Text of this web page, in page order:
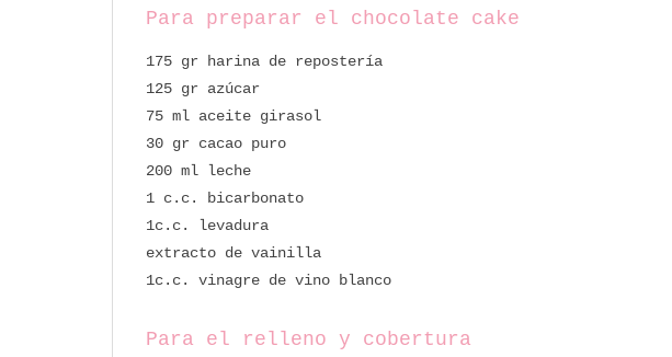
Para preparar el chocolate cake
175 gr harina de repostería
125 gr azúcar
75 ml aceite girasol
30 gr cacao puro
200 ml leche
1 c.c. bicarbonato
1c.c. levadura
extracto de vainilla
1c.c. vinagre de vino blanco
Para el relleno y cobertura